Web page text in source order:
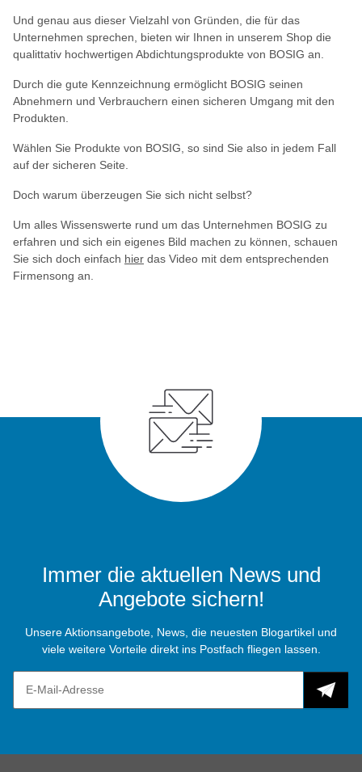
Und genau aus dieser Vielzahl von Gründen, die für das
Unternehmen sprechen, bieten wir Ihnen in unserem Shop die
qualittativ hochwertigen Abdichtungsprodukte von BOSIG an.
Durch die gute Kennzeichnung ermöglicht BOSIG seinen
Abnehmern und Verbrauchern einen sicheren Umgang mit den
Produkten.
Wählen Sie Produkte von BOSIG, so sind Sie also in jedem Fall
auf der sicheren Seite.
Doch warum überzeugen Sie sich nicht selbst?
Um alles Wissenswerte rund um das Unternehmen BOSIG zu
erfahren und sich ein eigenes Bild machen zu können, schauen
Sie sich doch einfach hier das Video mit dem entsprechenden
Firmensong an.
Immer die aktuellen News und
Angebote sichern!
Unsere Aktionsangebote, News, die neuesten Blogartikel und
viele weitere Vorteile direkt ins Postfach fliegen lassen.